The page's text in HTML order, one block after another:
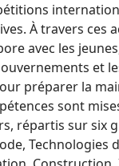
À travers ces
avec les
et
préparer la
sont
répartis sur six
Technologies